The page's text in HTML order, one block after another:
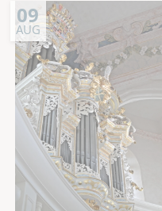
09
AUG